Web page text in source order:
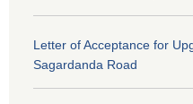
Letter of Acceptance for
Sagardanda Road